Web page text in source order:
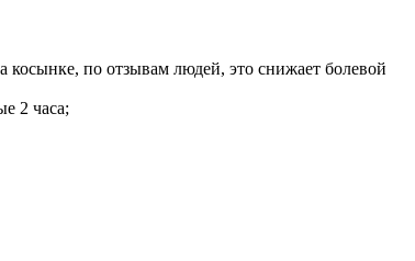
косынке, по отзывам людей, это снижает болевой
2 часа;